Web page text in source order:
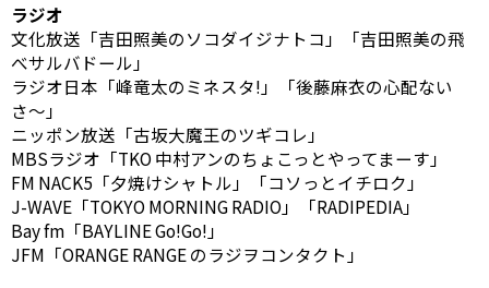
ラジオ
文化放送「吉田照美のソコダイジナトコ」「吉田照美の飛
べサルバドール」
ラジオ日本「峰竜太のミネスタ!」「後藤麻衣の心配ない
さ〜」
ニッポン放送「古坂大魔王のツギコレ」
MBSラジオ「TKO 中村アンのちょこっとやってまーす」
FM NACK5「夕焼けシャトル」「コソっとイチロク」
J-WAVE「TOKYO MORNING RADIO」「RADIPEDIA」
Bay fm「BAYLINE Go!Go!」
JFM「ORANGE RANGE のラジヲコンタクト」